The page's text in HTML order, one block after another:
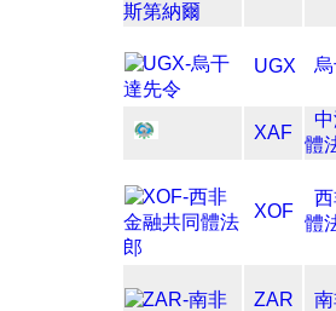
UGX
XAF
體
XOF
體
ZAR